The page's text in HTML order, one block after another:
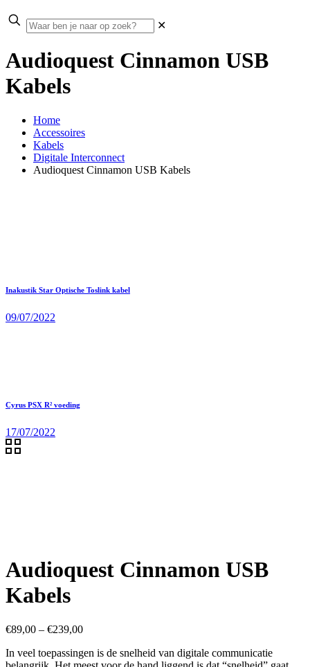
✕
Audioquest Cinnamon USB
Kabels
Home
Accessoires
Kabels
Digitale Interconnect
Audioquest Cinnamon USB Kabels
Inakustik Star Optische Toslink kabel
09/07/2022
Cyrus PSX R² voeding
17/07/2022
Audioquest Cinnamon USB
Kabels
€89,00 – €239,00
In veel toepassingen is de snelheid van digitale communicatie